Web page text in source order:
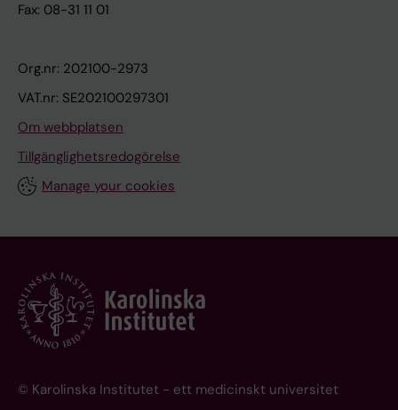
Fax: 08-31 11 01
Org.nr: 202100-2973
VAT.nr: SE202100297301
Om webbplatsen
Tillgänglighetsredogörelse
Manage your cookies
© Karolinska Institutet - ett medicinskt universitet